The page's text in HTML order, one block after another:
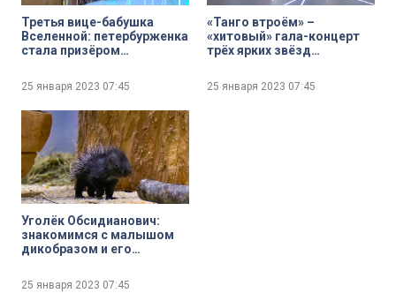
Третья вице-бабушка
Вселенной: петербурженка
стала призёром
конкурса
25 января 2023 07:45
«Танго втроём» –
«хитовый» гала-концерт
трёх ярких звёзд
25 января 2023 07:45
Уголёк Обсидианович:
знакомимся с малышом
дикобразом и его
25 января 2023 07:45